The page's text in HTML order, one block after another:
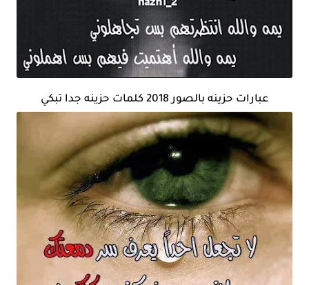
عبارات حزينه بالصور 2018 كلمات حزينه جدا تبكي